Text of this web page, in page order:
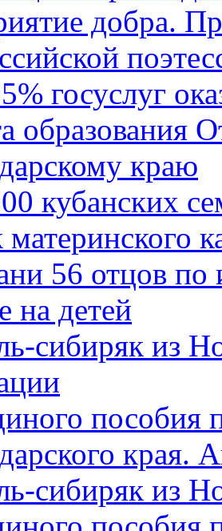
добра.
госуслуг
образования
краю
кубанских
материнского
56 отцов по
на детей
сибиряк из
пособия
края.
сибиряк из